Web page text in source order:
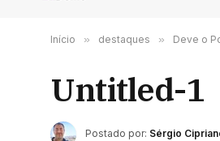
Início » destaques » Deve o
Untitled-1
Postado por: Sérgio